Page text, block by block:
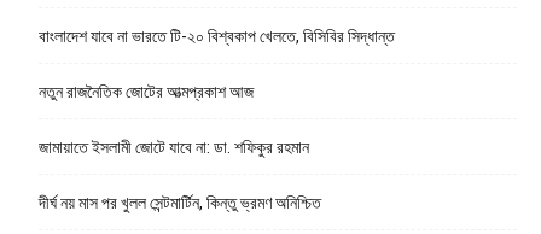
বাংলাদেশ যাবে না ভারতে টি-২০ বিশ্বকাপ খেলতে, বিসিবির সিদ্ধান্ত
নতুন রাজনৈতিক জোটের আত্মপ্রকাশ আজ
জামায়াতে ইসলামী জোটে যাবে না: ডা. শফিকুর রহমান
দীর্ঘ নয় মাস পর খুলল সেন্টমার্টিন, কিন্তু ভ্রমণ অনিশ্চিত